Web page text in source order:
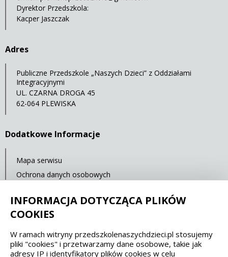
Dyrektor Przedszkola:
Kacper Jaszczak
Adres
Publiczne Przedszkole „Naszych Dzieci” z Oddziałami
Integracyjnymi
UL. CZARNA DROGA 45
62-064 PLEWISKA
Dodatkowe Informacje
Mapa serwisu
Ochrona danych osobowych
Ostatnia aktualizacja: 14.07.2021 12:00
Spełniamy standardy dostępności oraz W3C
INFORMACJA DOTYCZĄCA PLIKÓW
COOKIES
W ramach witryny przedszkolenaszychdzieci.pl stosujemy
pliki "cookies" i przetwarzamy dane osobowe, takie jak
adresy IP i identyfikatory plików cookies w celu